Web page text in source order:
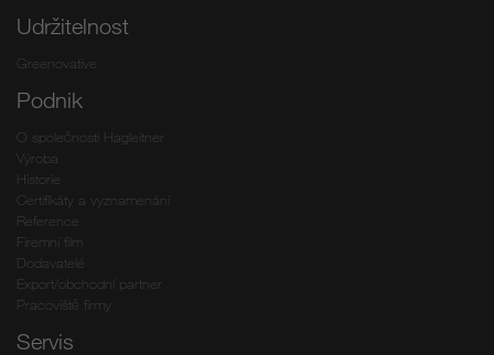
Udržitelnost
Greenovative
Podnik
O společnosti Hagleitner
Výroba
Historie
Certifikáty a vyznamenání
Reference
Firemní film
Dodavatelé
Export/obchodní partner
Pracoviště firmy
Servis